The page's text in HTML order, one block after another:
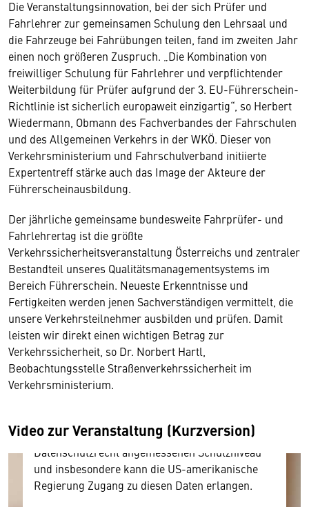
Die Veranstaltungsinnovation, bei der sich Prüfer und
Fahrlehrer zur gemeinsamen Schulung den Lehrsaal und
die Fahrzeuge bei Fahrübungen teilen, fand im zweiten Jahr
einen noch größeren Zuspruch. „Die Kombination von
freiwilliger Schulung für Fahrlehrer und verpflichtender
Weiterbildung für Prüfer aufgrund der 3. EU-Führerschein-
Richtlinie ist sicherlich europaweit einzigartig“, so Herbert
Wiedermann, Obmann des Fachverbandes der Fahrschulen
und des Allgemeinen Verkehrs in der WKÖ. Dieser von
Verkehrsministerium und Fahrschulverband initiierte
Expertentreff stärke auch das Image der Akteure der
Führerscheinausbildung.
Der jährliche gemeinsame bundesweite Fahrprüfer- und
Fahrlehrertag ist die größte
Verkehrssicherheitsveranstaltung Österreichs und zentraler
Bestandteil unseres Qualitätsmanagementsystems im
Bereich Führerschein. Neueste Erkenntnisse und
Fertigkeiten werden jenen Sachverständigen vermittelt, die
unsere Verkehrsteilnehmer ausbilden und prüfen. Damit
leisten wir direkt einen wichtigen Betrag zur
Verkehrssicherheit, so Dr. Norbert Hartl,
Beobachtungsstelle Straßenverkehrssicherheit im
Verkehrsministerium.
Video zur Veranstaltung (Kurzversion)
Wir benötigen Ihre Zustimmung
Hier würden wir Ihnen gerne einen externen
Inhalt anzeigen. Dafür benötigen wir allerdings
Ihre Zustimmung, da Ihr Browser
personenbezogene technische Daten zu Geräten
Diese Daten unterliegen keinem dem EU-
Datenschutzrecht angemessenen Schutzniveau
und insbesondere kann die US-amerikanische
Regierung Zugang zu diesen Daten erlangen.